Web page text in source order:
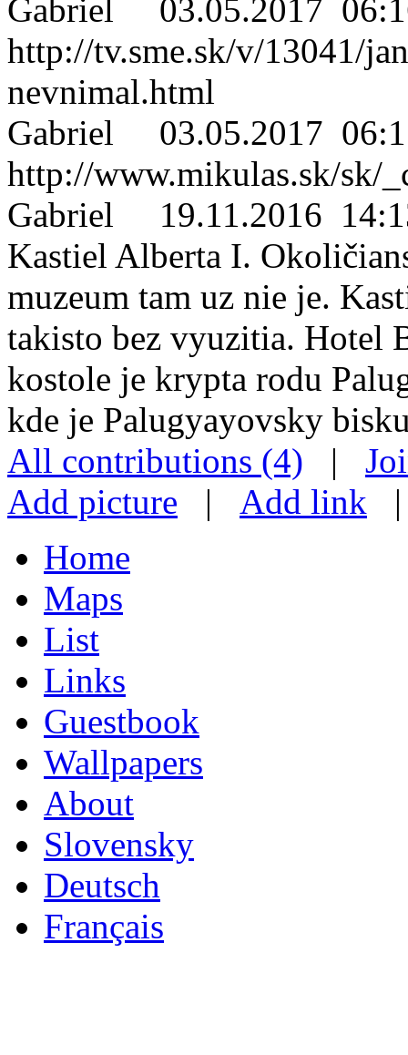
Gabriel 03.05.2017
http://tv.sme.sk/v/13041/
nevnimal.html
Gabriel 03.05.2017
http://www.mikulas.sk/sk/
Gabriel 19.11.2016
Kastiel Alberta I.
muzeum tam uz nie je.
takisto bez vyuzitia. Hotel
kostole je krypta rodu
kde je Palugyayovsky
All contributions (4) |
Add picture | Add link
Home
Maps
List
Links
Guestbook
Wallpapers
About
Slovensky
Deutsch
Français